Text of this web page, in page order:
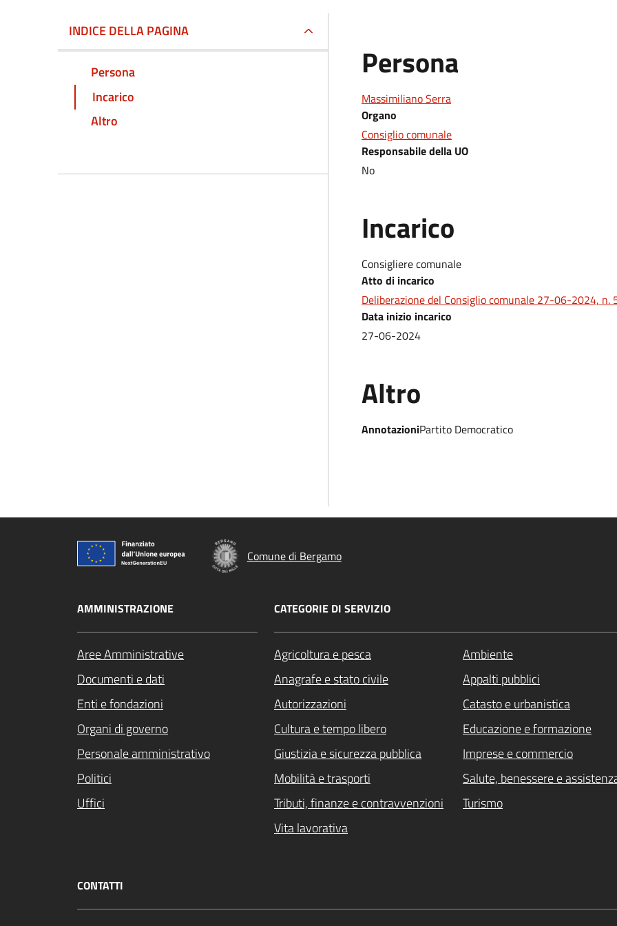
INDICE DELLA PAGINA
Persona
Incarico
Altro
Persona
Massimiliano Serra
Organo
Consiglio comunale
Responsabile della UO
No
Incarico
Consigliere comunale
Atto di incarico
Deliberazione del Consiglio comunale 27-06-2024, n.
Data inizio incarico
27-06-2024
Altro
AnnotazioniPartito Democratico
Comune di Bergamo
AMMINISTRAZIONE
Aree Amministrative
Documenti e dati
Enti e fondazioni
Organi di governo
Personale amministrativo
Politici
Uffici
CATEGORIE DI SERVIZIO
Agricoltura e pesca
Ambiente
Anagrafe e stato civile
Appalti pubblici
Autorizzazioni
Catasto e urbanistica
Cultura e tempo libero
Educazione e formazione
Giustizia e sicurezza pubblica
Imprese e commercio
Mobilità e trasporti
Salute, benessere e
Tributi, finanze e contravvenzioni
Turismo
Vita lavorativa
CONTATTI